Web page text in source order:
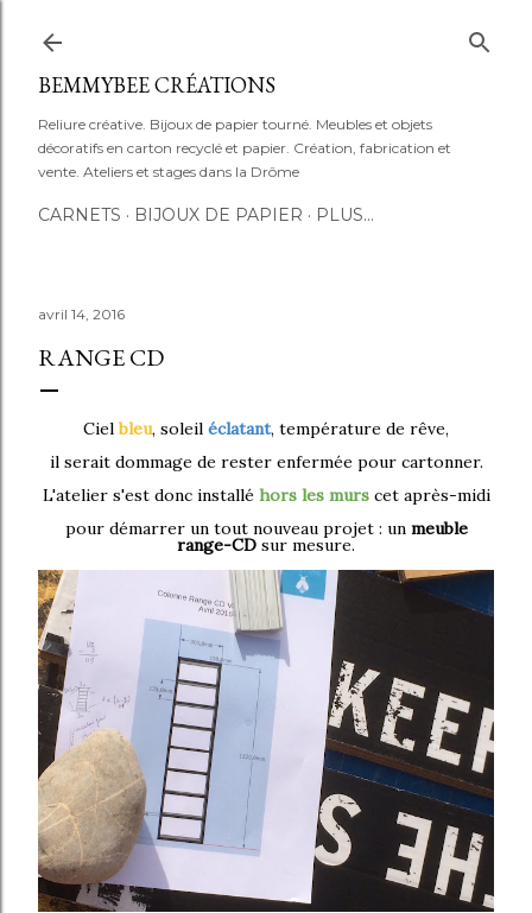
BEMMYBEE CRÉATIONS
Reliure créative. Bijoux de papier tourné. Meubles et objets
décoratifs en carton recyclé et papier. Création, fabrication et
vente. Ateliers et stages dans la Drôme
CARNETS BIJOUX DE PAPIER PLUS…
avril 14, 2016
RANGE CD
Cielbleu, soleil éclatant, température de rêve,
il serait dommage de rester enfermée pour cartonner.
L'atelier s'est donc installé hors les murscet après-midi
pour démarrer un tout nouveau projet : un meuble
range-CD sur mesure.